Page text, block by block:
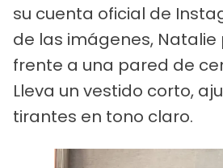
su cuenta oficial de
de las imágenes, Natalie
frente a una pared de
Lleva un vestido corto,
tirantes en tono claro.